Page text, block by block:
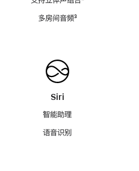
多房间音频脚
³
Siri
智能助理
语音识别